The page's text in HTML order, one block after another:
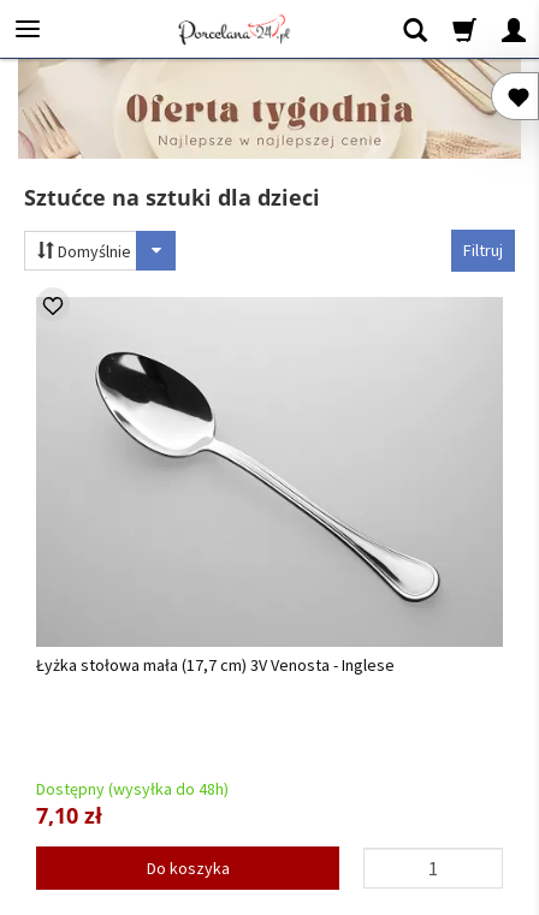
Sztućce na sztuki dla dzieci
Filtruj
Domyślnie
Łyżka stołowa mała (17,7 cm) 3V Venosta - Inglese
Dostępny (wysyłka do 48h)
7,10 zł
Do koszyka